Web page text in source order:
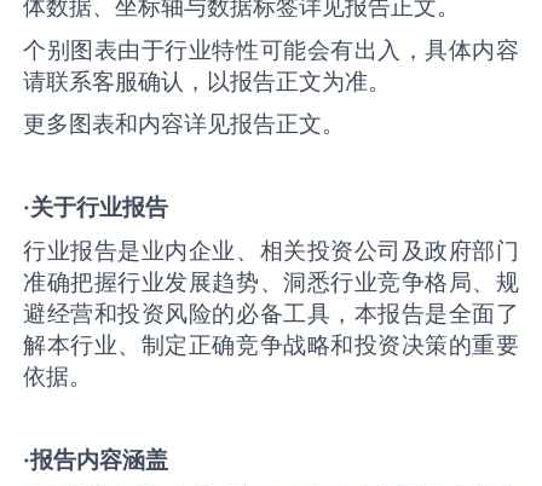
体数据、坐标轴与数据标签详见报告正文。
个别图表由于行业特性可能会有出入，具体内容
请联系客服确认，以报告正文为准。
更多图表和内容详见报告正文。
·关于行业报告
行业报告是业内企业、相关投资公司及政府部门
准确把握行业发展趋势、洞悉行业竞争格局、规
避经营和投资风险的必备工具，本报告是全面了
解本行业、制定正确竞争战略和投资决策的重要
依据。
·报告内容涵盖